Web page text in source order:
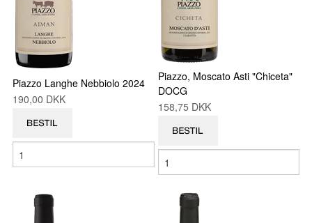
Piazzo Langhe Nebbiolo 2024
190,00 DKK
Piazzo, Moscato Asti "Chiceta"
DOCG
158,75 DKK